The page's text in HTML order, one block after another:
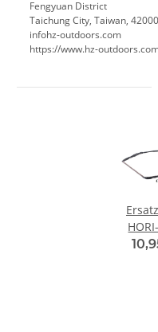
Fengyuan District
Taichung City, Taiwan,
infohz-outdoors.com
https://www.hz-